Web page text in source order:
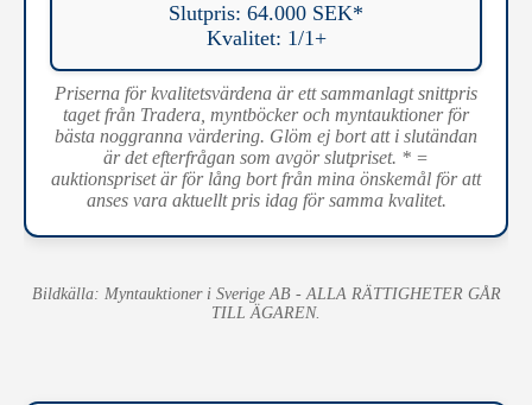
Slutpris: 64.000 SEK*
Kvalitet: 1/1+
Priserna för kvalitetsvärdena är ett sammanlagt snittpris
taget från Tradera, myntböcker och myntauktioner för
bästa noggranna värdering. Glöm ej bort att i slutändan
är det efterfrågan som avgör slutpriset. * =
auktionspriset är för lång bort från mina önskemål för att
anses vara aktuellt pris idag för samma kvalitet.
Bildkälla: Myntauktioner i Sverige AB - ALLA RÄTTIGHETER GÅR
TILL ÄGAREN.